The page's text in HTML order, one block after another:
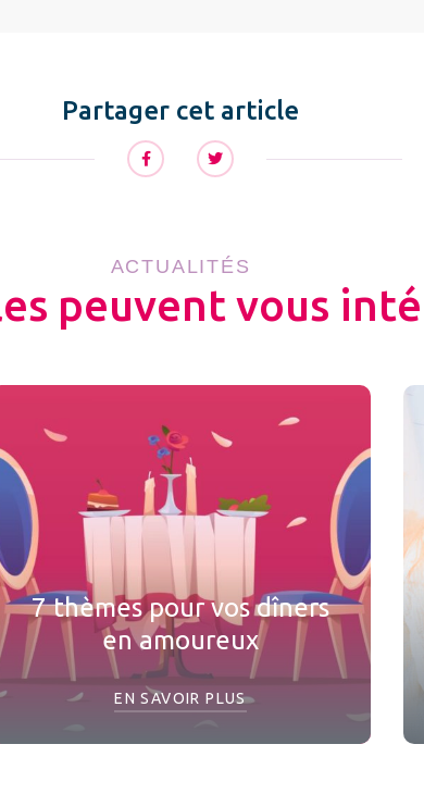
Partager cet article
ACTUALITÉS
peuvent vous
7 thèmes pour vos dîners
en amoureux
EN SAVOIR PLUS